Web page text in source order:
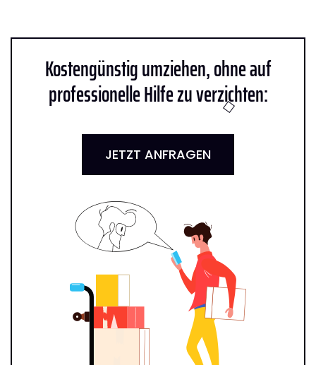
Kostengünstig umziehen, ohne auf
professionelle Hilfe zu verzichten:
JETZT ANFRAGEN